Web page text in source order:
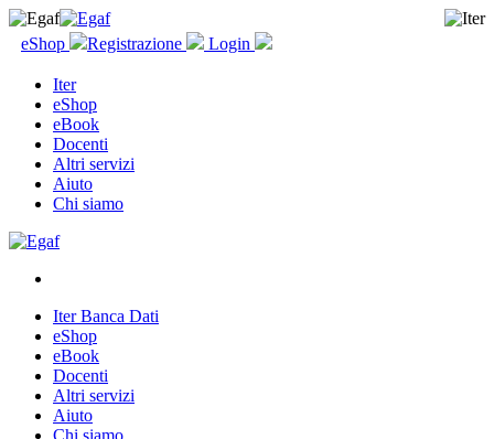
eShop Registrazione Login
Iter
eShop
eBook
Docenti
Altri servizi
Aiuto
Chi siamo
Iter Banca Dati
eShop
eBook
Docenti
Altri servizi
Aiuto
Chi siamo